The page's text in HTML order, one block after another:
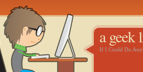
a geek
If I Could Do